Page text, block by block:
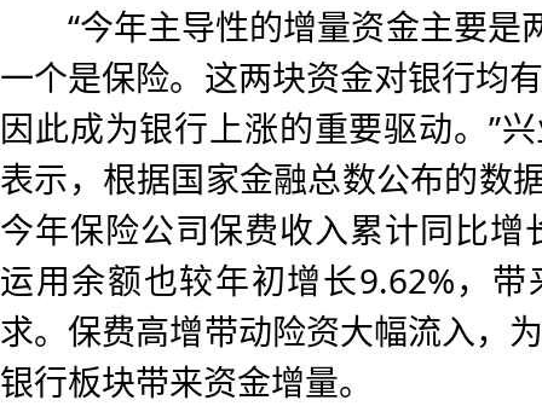
“今年主导性的增量资金主要是
一个是保险。这两块资金对银行均
因此成为银行上涨的重要驱动。”
表示，根据国家金融总数公布的数
今年保险公司保费收入累计同比增
运用余额也较年初增长9.62%，
求。保费高增带动险资大幅流入，
银行板块带来资金增量。